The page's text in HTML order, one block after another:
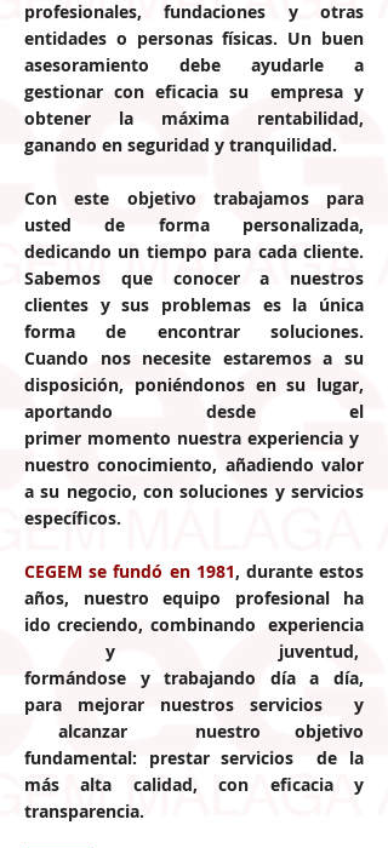
profesionales, fundaciones y otras
entidades o personas físicas. Un buen
asesoramiento debe ayudarle a
gestionar con eficacia su empresa y
obtener la máxima rentabilidad,
ganando en seguridad y tranquilidad.
Con este objetivo trabajamospara
usted de forma personalizada,
dedicando un tiempo para cada cliente.
Sabemos que conocer a nuestros
clientes y sus problemas es la única
forma de encontrar soluciones.
Cuando nos necesite estaremos a su
disposición, poniéndonos en su lugar,
aportando desde el
primer momento nuestra experiencia y
nuestro conocimiento, añadiendo valor
a su negocio, con soluciones y servicios
específicos.
CEGEM se fundó en 1981, durante estos
años, nuestro equipo profesional ha
ido creciendo, combinando experiencia
y juventud,
formándose y trabajando día a día,
para mejorar nuestros servicios y
alcanzar nuestro objetivo
fundamental: prestar servicios de la
más alta calidad, con eficacia y
transparencia.